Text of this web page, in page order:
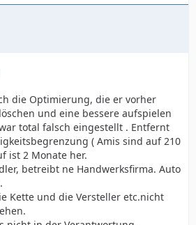
die Optimierung, die er vorher
und eine bessere aufspielen
total falsch eingestellt . Entfernt
( Amis sind auf 210
ist 2 Monate her.
betreibt ne Handwerksfirma. Auto
Kette und die Versteller etc.nicht